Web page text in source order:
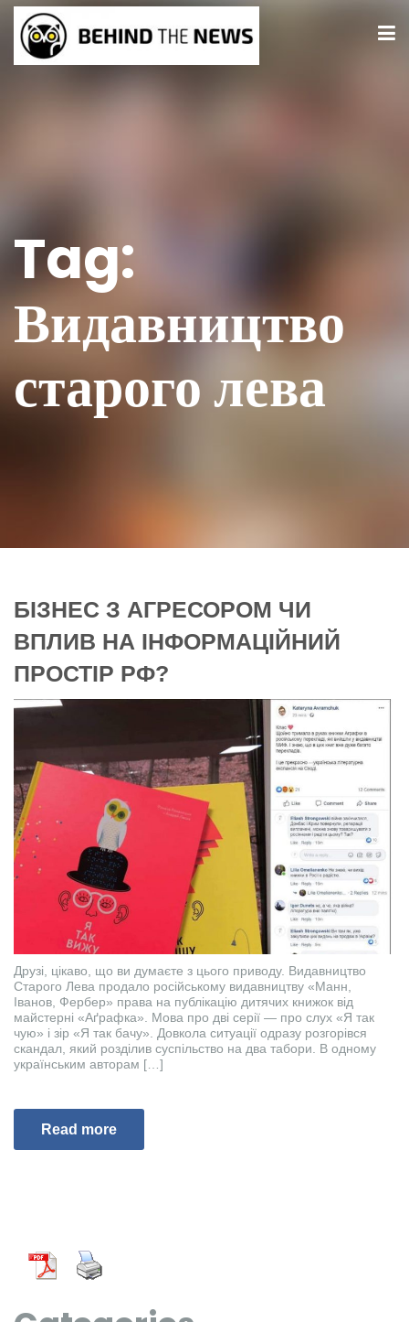
Tag:
Видавництво
старого лева
БІЗНЕС З АГРЕСОРОМ ЧИ
ВПЛИВ НА ІНФОРМАЦІЙНИЙ
ПРОСТІР РФ?
Друзі, цікаво, що ви думаєте з цього приводу. Видавництво
Старого Лева продало російському видавництву «Манн,
Іванов, Фербер» права на публікацію дитячих книжок від
майстерні «Аґрафка». Мова про дві серії — про слух «Я так
чую» і зір «Я так бачу». Довкола ситуації одразу розгорівся
скандал, який розділив суспільство на два табори. В одному
українським авторам […]
Read more